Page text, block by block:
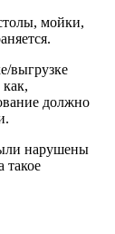
мойки,
выгрузке
должно
нарушены
такое